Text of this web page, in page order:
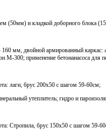
(50мм) и кладкой доборного блока
160 мм, двойной армированный
М-300; применение бетонанасоса для
лаги, брус 200х50 с шагом 59-60см;
утеплитель; гидро и
Стропила, брус 150х50 с шагом 59-